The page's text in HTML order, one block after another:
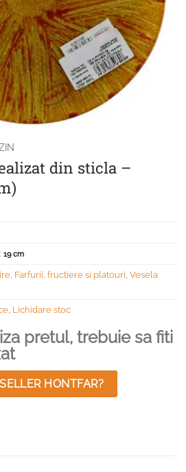
din sticla –
19 cm
Farfurii, fructiere si platouri Vesela
Lichidare stoc
pretul, trebuie sa fiti
HONTFAR?